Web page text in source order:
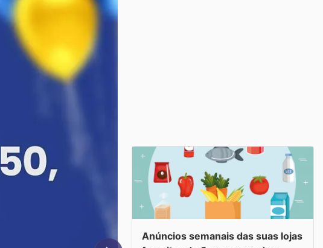
Anúncios semanais das suas lojas